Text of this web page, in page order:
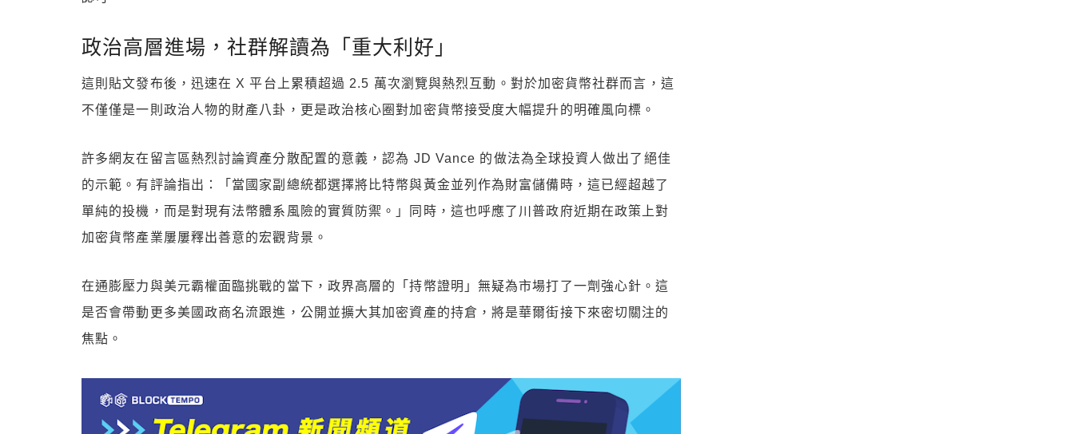
政治高層進場，社群解讀為「重大利好」
這則貼文發布後，迅速在 X 平台上累積超過 2.5 萬次瀏覽與熱烈互動。對於加密貨幣社群而言，這
不僅僅是一則政治人物的財產八卦，更是政治核心圈對加密貨幣接受度大幅提升的明確風向標。
許多網友在留言區熱烈討論資產分散配置的意義，認為 JD Vance 的做法為全球投資人做出了絕佳
的示範。有評論指出：「當國家副總統都選擇將比特幣與黃金並列作為財富儲備時，這已經超越了
單純的投機，而是對現有法幣體系風險的實質防禦。」同時，這也呼應了川普政府近期在政策上對
加密貨幣產業屢屢釋出善意的宏觀背景。
在通膨壓力與美元霸權面臨挑戰的當下，政界高層的「持幣證明」無疑為市場打了一劑強心針。這
是否會帶動更多美國政商名流跟進，公開並擴大其加密資產的持倉，將是華爾街接下來密切關注的
焦點。